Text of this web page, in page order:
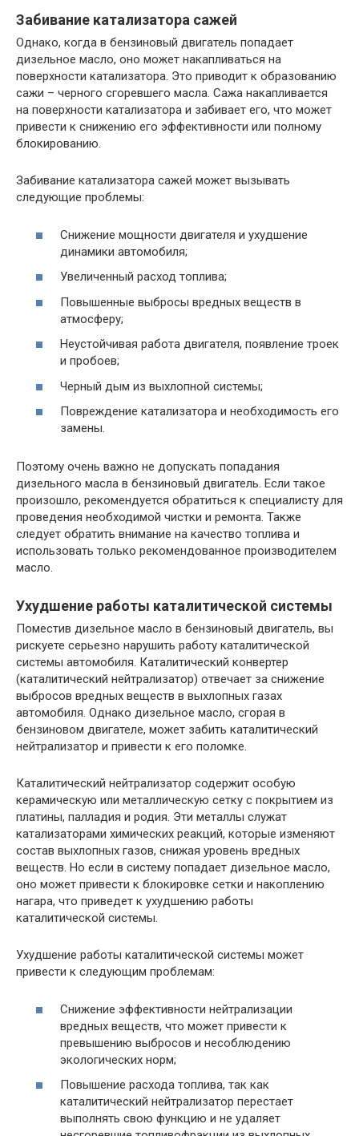
Забивание катализатора сажей
Однако, когда в бензиновый двигатель попадает
дизельное масло, оно может накапливаться на
поверхности катализатора. Это приводит к образованию
сажи – черного сгоревшего масла. Сажа накапливается
на поверхности катализатора и забивает его, что может
привести к снижению его эффективности или полному
блокированию.
Забивание катализатора сажей может вызывать
следующие проблемы:
Снижение мощности двигателя и ухудшение
динамики автомобиля;
Увеличенный расход топлива;
Повышенные выбросы вредных веществ в
атмосферу;
Неустойчивая работа двигателя, появление троек
и пробоев;
Черный дым из выхлопной системы;
Повреждение катализатора и необходимость его
замены.
Поэтому очень важно не допускать попадания
дизельного масла в бензиновый двигатель. Если такое
произошло, рекомендуется обратиться к специалисту для
проведения необходимой чистки и ремонта. Также
следует обратить внимание на качество топлива и
использовать только рекомендованное производителем
масло.
Ухудшение работы каталитической системы
Поместив дизельное масло в бензиновый двигатель, вы
рискуете серьезно нарушить работу каталитической
системы автомобиля. Каталитический конвертер
(каталитический нейтрализатор) отвечает за снижение
выбросов вредных веществ в выхлопных газах
автомобиля. Однако дизельное масло, сгорая в
бензиновом двигателе, может забить каталитический
нейтрализатор и привести к его поломке.
Каталитический нейтрализатор содержит особую
керамическую или металлическую сетку с покрытием из
платины, палладия и родия. Эти металлы служат
катализаторами химических реакций, которые изменяют
состав выхлопных газов, снижая уровень вредных
веществ. Но если в систему попадает дизельное масло,
оно может привести к блокировке сетки и накоплению
нагара, что приведет к ухудшению работы
каталитической системы.
Ухудшение работы каталитической системы может
привести к следующим проблемам:
Снижение эффективности нейтрализации
вредных веществ, что может привести к
превышению выбросов и несоблюдению
экологических норм;
Повышение расхода топлива, так как
каталитический нейтрализатор перестает
выполнять свою функцию и не удаляет